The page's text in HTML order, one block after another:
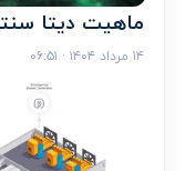
ماهیت دیتا
۱۴ مرداد ۱۴۰۴ · ۰۶:۵۱